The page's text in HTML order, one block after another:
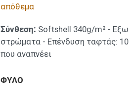
απόθεμα
Σύνθεση: Softshell 340g/m² -
στρώματα - Επένδυση ταφτάς:
που αναπνέει
ΦΥΛΟ